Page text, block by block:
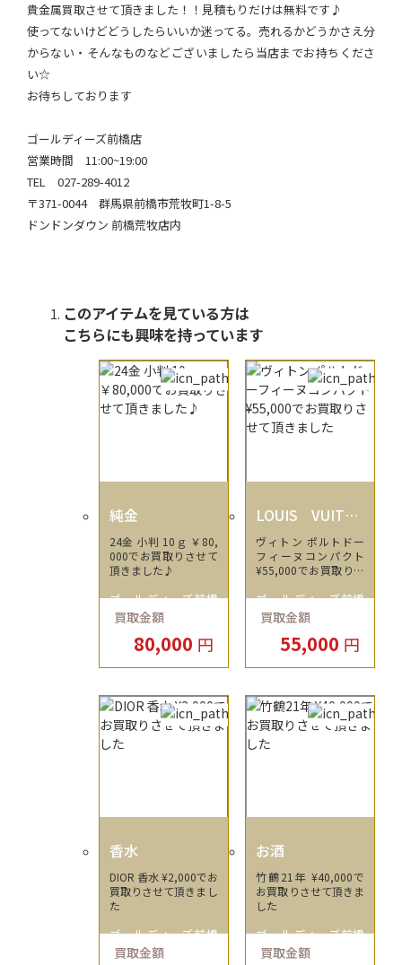
貴金属買取させて頂きました！！見積もりだけは無料です♪
使ってないけどどうしたらいいか迷ってる。売れるかどうかさえ分
からない・そんなものなどございましたら当店までお持ちくださ
い☆
お待ちしております
ゴールディーズ前橋店
営業時間 11:00~19:00
TEL 027-289-4012
〒371-0044 群馬県前橋市荒牧町1-8-5
ドンドンダウン 前橋荒牧店内
このアイテムを見ている方は
こちらにも興味を持っています
純金
24金 小判 10ｇ ￥80,
000でお買取りさせて
頂きました♪
ゴールディーズ前橋
店
買取金額
80,000 円
LOUIS VUITTO
N
ヴィトン ポルトドー
フィーヌコンパクト
¥55,000でお買取りさ
ゴールディーズ前橋
店
買取金額
55,000 円
香水
DIOR 香水 ¥2,000でお
買取りさせて頂きまし
た
ゴールディーズ前橋
店
買取金額
お酒
竹鶴21年 ¥40,000で
お買取りさせて頂きま
した
ゴールディーズ前橋
店
買取金額